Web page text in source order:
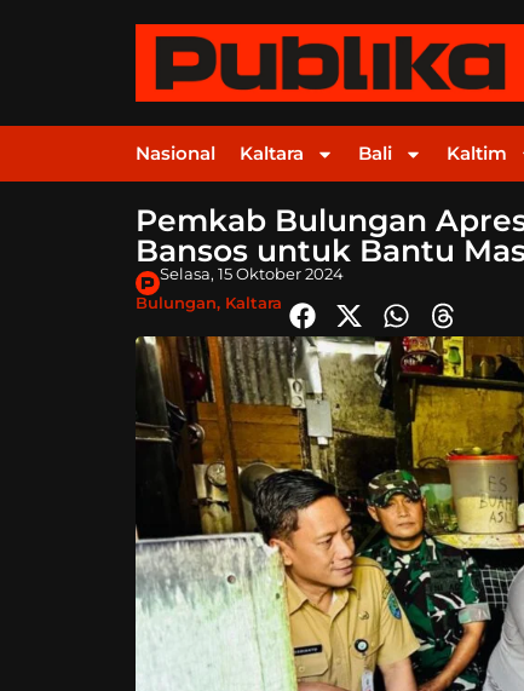
Nasional Kaltara Bali Kaltim
Pemkab Bulungan
Bansos untuk Bantu
Selasa, 15 Oktober 2024
Bulungan, Kaltara